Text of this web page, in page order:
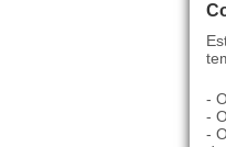
-
-
-